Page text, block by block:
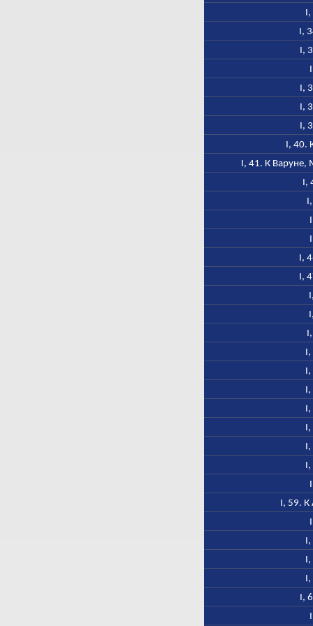
I,
I,
I,
I,
I,
I, 40.
I, 41. К Варуне,
I,
I,
I,
I, 59. К
I,